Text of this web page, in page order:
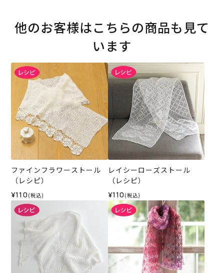
他のお客様はこちらの商品も見て
います
ファインフラワーストール
（レシピ）
¥110 (税込)
レイシーローズストール
（レシピ）
¥110 (税込)